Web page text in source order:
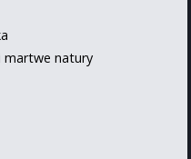
martwe natury